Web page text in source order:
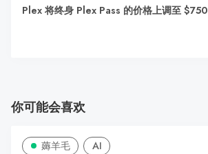
Plex 将终身 Plex Pass 的价格上调至 $750
你可能会喜欢
薅羊毛 AI